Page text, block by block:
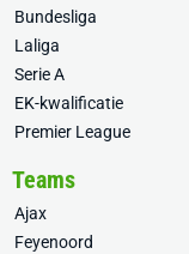
Bundesliga
Laliga
Serie A
EK-kwalificatie
Premier League
Teams
Ajax
Feyenoord